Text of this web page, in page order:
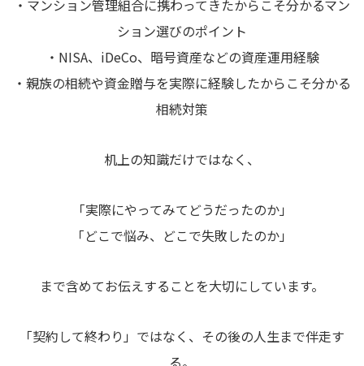
・マンション管理組合に携わってきたからこそ分かるマン
ション選びのポイント
・NISA、iDeCo、暗号資産などの資産運用経験
・親族の相続や資金贈与を実際に経験したからこそ分かる
相続対策
机上の知識だけではなく、
「実際にやってみてどうだったのか」
「どこで悩み、どこで失敗したのか」
まで含めてお伝えすることを大切にしています。
「契約して終わり」ではなく、その後の人生まで伴走す